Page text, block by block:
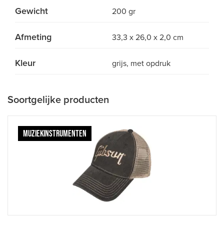
Gewicht 200 gr
Afmeting 33,3 x 26,0 x 2,0 cm
Kleur grijs, met opdruk
Soortgelijke producten
MUZIEKINSTRUMENTEN